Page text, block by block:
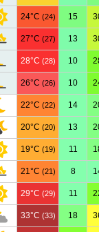
24°C (24) 15
27°C (27) 13
28°C (28) 10
26°C (26) 10
22°C (22) 14
20°C (20) 13
19°C (19) 11
21°C (21) 8
29°C (29) 11
33°C (33) 18